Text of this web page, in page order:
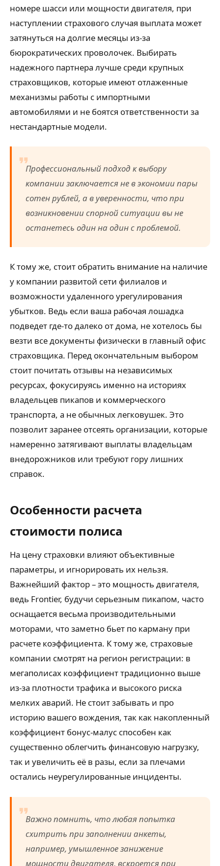
номере шасси или мощности двигателя, при
наступлении страхового случая выплата может
затянуться на долгие месяцы из-за
бюрократических проволочек. Выбирать
надежного партнера лучше среди крупных
страховщиков, которые имеют отлаженные
механизмы работы с импортными
автомобилями и не боятся ответственности за
нестандартные модели.
Профессиональный подход к выбору
компании заключается не в экономии пары
сотен рублей, а в уверенности, что при
возникновении спорной ситуации вы не
останетесь один на один с проблемой.
К тому же, стоит обратить внимание на наличие
у компании развитой сети филиалов и
возможности удаленного урегулирования
убытков. Ведь если ваша рабочая лошадка
подведет где-то далеко от дома, не хотелось бы
везти все документы физически в главный офис
страховщика. Перед окончательным выбором
стоит почитать отзывы на независимых
ресурсах, фокусируясь именно на историях
владельцев пикапов и коммерческого
транспорта, а не обычных легковушек. Это
позволит заранее отсеять организации, которые
намеренно затягивают выплаты владельцам
внедорожников или требуют гору лишних
справок.
Особенности расчета
стоимости полиса
На цену страховки влияют объективные
параметры, и игнорировать их нельзя.
Важнейший фактор – это мощность двигателя,
ведь Frontier, будучи серьезным пикапом, часто
оснащается весьма производительными
моторами, что заметно бьет по карману при
расчете коэффициента. К тому же, страховые
компании смотрят на регион регистрации: в
мегаполисах коэффициент традиционно выше
из-за плотности трафика и высокого риска
мелких аварий. Не стоит забывать и про
историю вашего вождения, так как накопленный
коэффициент бонус-малус способен как
существенно облегчить финансовую нагрузку,
так и увеличить её в разы, если за плечами
остались неурегулированные инциденты.
Важно помнить, что любая попытка
схитрить при заполнении анкеты,
например, умышленное занижение
мощности двигателя, вскроется при